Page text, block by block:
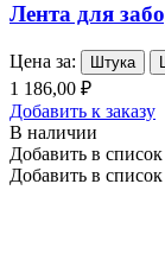
Лента для
Цена за: Штука
1 186,00 ₽
Добавить к заказу
В наличии
Добавить в
Добавить в